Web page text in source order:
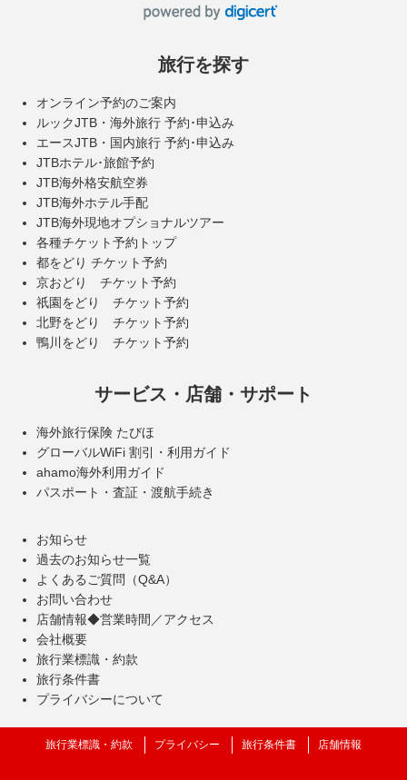
旅行を探す
オンライン予約のご案内
ルックJTB・海外旅行 予約･申込み
エースJTB・国内旅行 予約･申込み
JTBホテル･旅館予約
JTB海外格安航空券
JTB海外ホテル手配
JTB海外現地オプショナルツアー
各種チケット予約トップ
都をどり チケット予約
京おどり チケット予約
祇園をどり チケット予約
北野をどり チケット予約
鴨川をどり チケット予約
サービス・店舗・サポート
海外旅行保険 たびほ
グローバルWiFi 割引・利用ガイド
ahamo海外利用ガイド
パスポート・査証・渡航手続き
お知らせ
過去のお知らせ一覧
よくあるご質問（Q&A）
お問い合わせ
店舗情報◆営業時間／アクセス
会社概要
旅行業標識・約款
旅行条件書
プライバシーについて
旅行業標識・約款 プライバシー 旅行条件書 店舗情報